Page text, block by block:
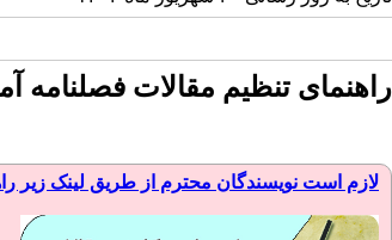
راهنمای تنظیم مقالات فصلنامه
لازم است نویسندگان محترم از طریق لینک زیر